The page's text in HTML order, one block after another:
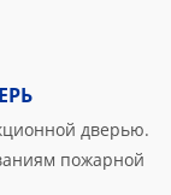
дверью.
пожарной